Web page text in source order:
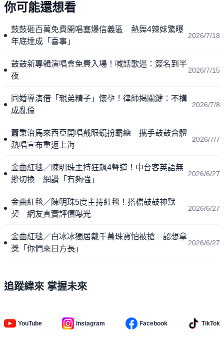
你可能還想看
鼓鼓砸百萬免費開唱塞爆信義區 熱舞4辣妹驚曝
年底達成「喜事」
2026/7/18
鼓鼓新專輯演唱會免費入場！喊話歌迷：簽名到半
夜
2026/7/15
同婚導演借「親弟精子」懷孕！律師揭關鍵：不構
成亂倫
2026/7/8
蕭秉治馬來西亞開唱戴眼鏡扮霸總 攜手鼓鼓合體
熱唱宣布重返上海
2026/7/7
金曲紅毯／陳明珠主持狂飆4聲道！中台客英語無
縫切換 網讚「有夠強」
2026/6/27
金曲紅毯／陳明珠5度主持紅毯！搭檔鼓鼓神默
契 網友真實評價曝光
2026/6/27
金曲紅毯／白冰冰獨居戴千萬珠寶怕被搶 認想拿
獎「你們來日方長」
2026/6/27
追蹤緯來 掌握未來
YouTube Instagram Facebook TikTok